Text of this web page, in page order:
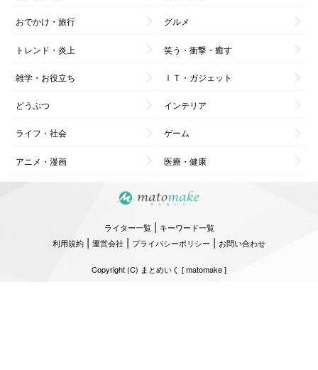
おでかけ・旅行 グルメ
トレンド・炎上 笑う・衝撃・癒す
雑学・お役立ち ＩＴ・ガジェット
どうぶつ インテリア
ライフ・社会 ゲーム
アニメ・漫画 医療・健康
ライター一覧| キーワード一覧
利用規約 | 運営会社 | プライバシーポリシー | お問い合わせ
Copyright (C) まとめいく [ matomake ]